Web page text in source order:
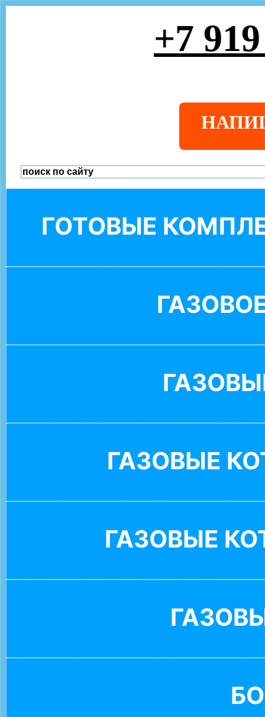
+7
ГОТОВЫЕ
ГАЗОВЫЕ
ГАЗОВЫЕ